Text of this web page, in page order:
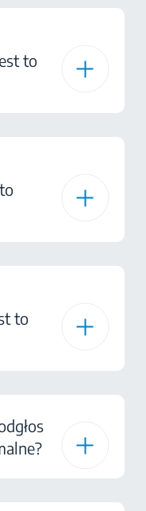
to
to